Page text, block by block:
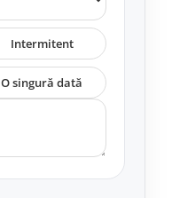
Intermitent
O singură dată